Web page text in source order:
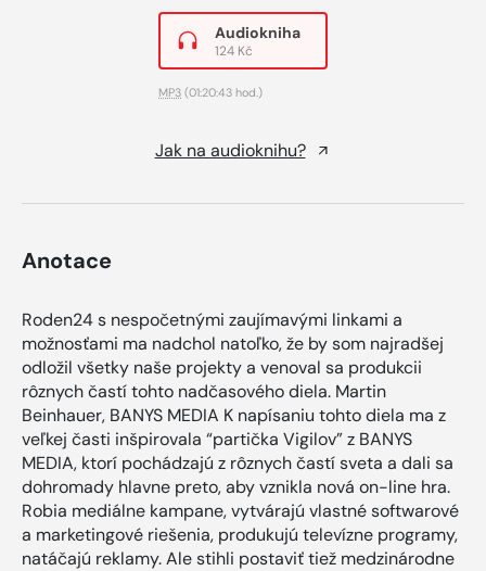
Audiokniha
124 Kč
MP3 (01:20:43 hod.)
Jak na audioknihu?
Anotace
Roden24 s nespočetnými zaujímavými linkami a
možnosťami ma nadchol natoľko, že by som najradšej
odložil všetky naše projekty a venoval sa produkcii
rôznych častí tohto nadčasového diela. Martin
Beinhauer, BANYS MEDIA K napísaniu tohto diela ma z
veľkej časti inšpirovala “partička Vigilov” z BANYS
MEDIA, ktorí pochádzajú z rôznych častí sveta a dali sa
dohromady hlavne preto, aby vznikla nová on-line hra.
Robia mediálne kampane, vytvárajú vlastné softwarové
a marketingové riešenia, produkujú televízne programy,
natáčajú reklamy. Ale stihli postaviť tiež medzinárodne